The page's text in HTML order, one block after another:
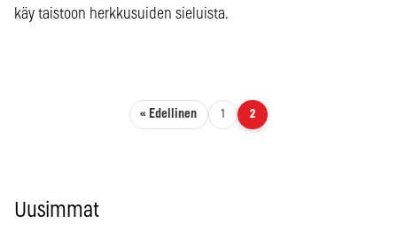
käy taistoon herkkusuiden sieluista.
Artikkelien sivutus
« Edellinen 1 2
Uusimmat